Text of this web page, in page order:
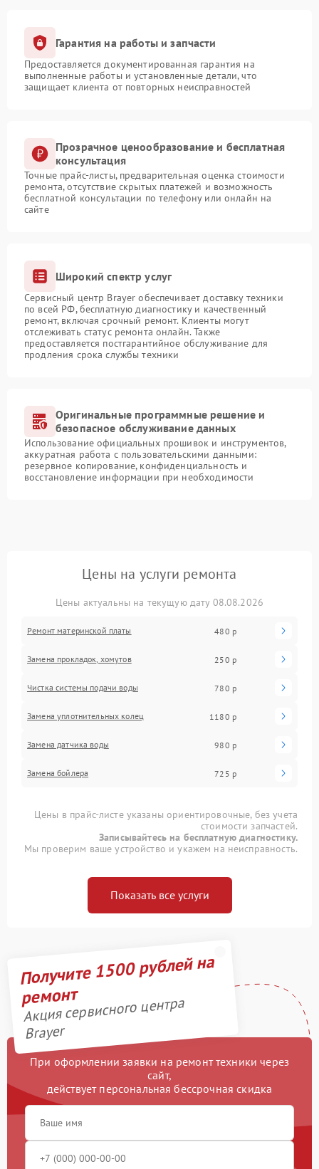
Гарантия на работы и запчасти
Предоставляется документированная гарантия на
выполненные работы и установленные детали, что
защищает клиента от повторных неисправностей
Прозрачное ценообразование и бесплатная
консультация
Точные прайс-листы, предварительная оценка стоимости
ремонта, отсутствие скрытых платежей и возможность
бесплатной консультации по телефону или онлайн на
сайте
Широкий спектр услуг
Сервисный центр Brayer обеспечивает доставку техники
по всей РФ, бесплатную диагностику и качественный
ремонт, включая срочный ремонт. Клиенты могут
отслеживать статус ремонта онлайн. Также
предоставляется постгарантийное обслуживание для
продления срока службы техники
Оригинальные программные решение и
безопасное обслуживание данных
Использование официальных прошивок и инструментов,
аккуратная работа с пользовательскими данными:
резервное копирование, конфиденциальность и
восстановление информации при необходимости
Цены на услуги ремонта
Цены актуальны на текущую дату 08.08.2026
Ремонт материнской платы 480 р
Замена прокладок, хомутов 250 р
Чистка системы подачи воды 780 р
Замена уплотнительных колец 1180 р
Замена датчика воды 980 р
Замена бойлера 725 р
Цены в прайс-листе указаны ориентировочные, без учета
стоимости запчастей.
Записывайтесь на бесплатную диагностику.
Мы проверим ваше устройство и укажем на неисправность.
Показать все услуги
Получите 1500 рублей на
ремонт
Акция сервисного центра
Brayer
При оформлении заявки на ремонт техники через
сайт,
действует персональная бессрочная скидка